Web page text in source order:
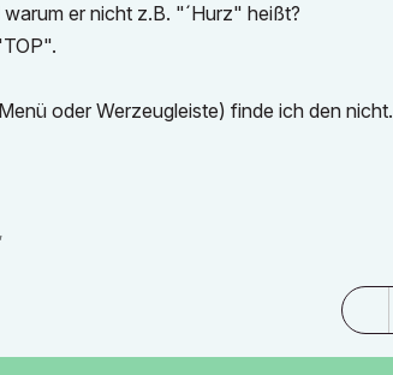
er nicht z.B. "´Hurz" heißt?
oder Werzeugleiste) finde ich den nicht.